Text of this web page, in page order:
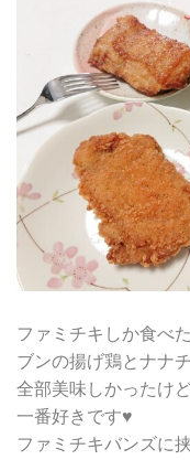
ファミチキしか食べ
ブンの揚げ鶏とナナ
全部美味しかったけ
一番好きです♥
ファミチキバンズに